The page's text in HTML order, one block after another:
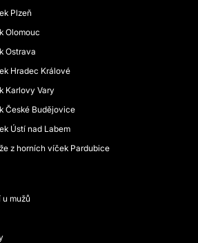
Plzeň
Olomouc
Ostrava
Hradec Králové
Karlovy Vary
České Budějovice
Ústí nad Labem
z horních víček Pardubice
u mužů